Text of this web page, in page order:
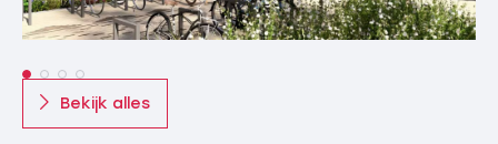
indelingsmogelijkheden van plattegronden mogelijk,
waardoor beter op persoonlijke wensen en behoeften
Parkeergelegenheid
Op het terrein worden 25 parkeerplaatsen
Bekijk alles